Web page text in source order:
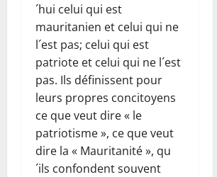
´hui celui qui est
mauritanien et celui qui ne
l´est pas; celui qui est
patriote et celui qui ne l´est
pas. Ils définissent pour
leurs propres concitoyens
ce que veut dire « le
patriotisme », ce que veut
dire la « Mauritanité », qu
´ils confondent souvent